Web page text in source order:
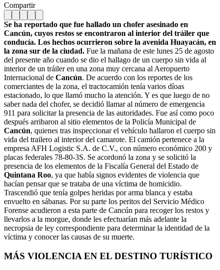
Compartir
Se ha reportado que fue hallado un chofer asesinado en
Cancún, cuyos restos se encontraron al interior del tráiler que
conducía. Los hechos ocurrieron sobre la avenida Huayacán, en
la zona sur de la ciudad. Fue la mañana de este lunes 25 de agosto
del presente año cuando se dio el hallago de un cuerpo sin vida al
interior de un tráiler en una zona muy cercana al Aeropuerto
Internacional de Cancún. De acuerdo con los reportes de los
comerciantes de la zona, el tractocamión tenía varios díoas
estacionado, lo que llamó mucho la atención. Y es que luego de no
saber nada del chofer, se decidió llamar al número de emergencia
911 para solicitar la presencia de las autoridades. Fue así como poco
después arribaron al sitio elementos de la Policía Municipal de
Cancún, quienes tras inspeccionar el vehículo hallaron el cuerpo sin
vida del trailero al interior del camarote. El camión pertenece a la
empresa AFH Logistic S.A. de C.V., con número económico 200 y
placas federales 78-80-3S. Se acordonó la zona y se solicitó la
presencia de los elementos de la Fiscalía General del Estado de
Quintana Roo, ya que había signos evidentes de violencia que
hacían pensar que se trataba de una víctima de homicidio.
Trascendió que tenía golpes heridas por arma blanca y estaba
envuelto en sábanas. Por su parte los peritos del Servicio Médico
Forense acudieron a esta parte de Cancún para recoger los restos y
llevarlos a la morgue, donde les efectuarían más adelante la
necropsia de ley correspondiente para determinar la identidad de la
víctima y conocer las causas de su muerte.
MÁS VIOLENCIA EN EL DESTINO TURÍSTICO